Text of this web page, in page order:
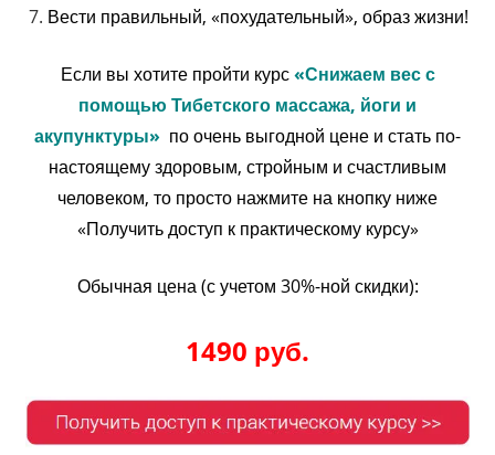
Вести правильный, «похудательный», образ жизни!
Если вы хотите пройти курс«Снижаем вес с
помощью Тибетского массажа, йоги и
акупунктуры» по очень выгодной цене и стать по-
настоящему здоровым, стройным и счастливым
человеком, то просто нажмите на кнопку ниже
«Получить доступ к практическому курсу»
Обычная цена (с учетом 30%-ной скидки):
1490 руб.